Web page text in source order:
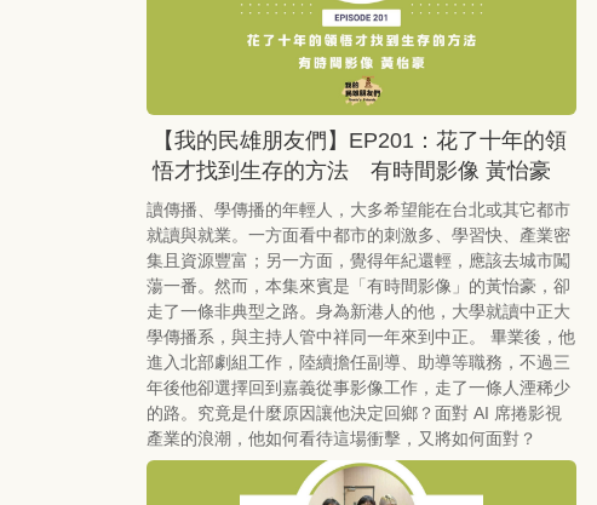
【我的民雄朋友們】EP201：花了十年的領
悟才找到生存的方法 有時間影像 黃怡豪
讀傳播、學傳播的年輕人，大多希望能在台北或其它都市
就讀與就業。一方面看中都市的刺激多、學習快、產業密
集且資源豐富；另一方面，覺得年紀還輕，應該去城市闖
蕩一番。然而，本集來賓是「有時間影像」的黃怡豪，卻
走了一條非典型之路。身為新港人的他，大學就讀中正大
學傳播系，與主持人管中祥同一年來到中正。 畢業後，他
進入北部劇組工作，陸續擔任副導、助導等職務，不過三
年後他卻選擇回到嘉義從事影像工作，走了一條人湮稀少
的路。究竟是什麼原因讓他決定回鄉？面對 AI 席捲影視
產業的浪潮，他如何看待這場衝擊，又將如何面對？